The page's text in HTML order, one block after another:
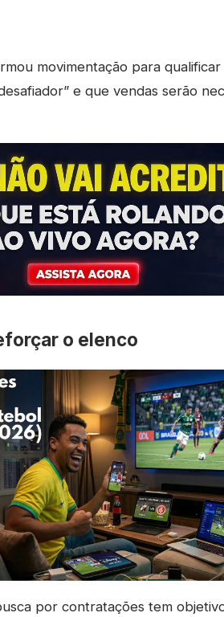
movimentação para
e que vendas serão
o elenco
por contratações tem